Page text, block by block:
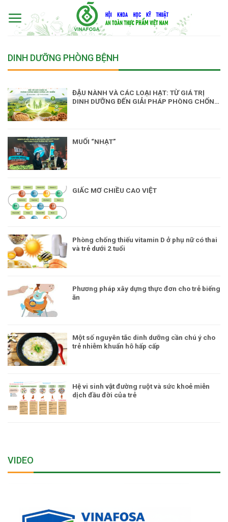
content
DINH DƯỠNG PHÒNG BỆNH
ĐẬU NÀNH VÀ CÁC LOẠI HẠT: TỪ GIÁ TRỊ
DINH DƯỠNG ĐẾN GIẢI PHÁP PHÒNG CHỐNG
MUỐI “NHẠT”
GIẤC MƠ CHIỀU CAO VIỆT
Phòng chống thiếu vitamin D ở phụ nữ có thai
và trẻ dưới 2 tuổi
Phương pháp xây dựng thực đơn cho trẻ biếng
ăn
Một số nguyên tắc dinh dưỡng cần chú ý cho
trẻ nhiễm khuẩn hô hấp cấp
Hệ vi sinh vật đường ruột và sức khoẻ miễn
dịch đầu đời của trẻ
VIDEO